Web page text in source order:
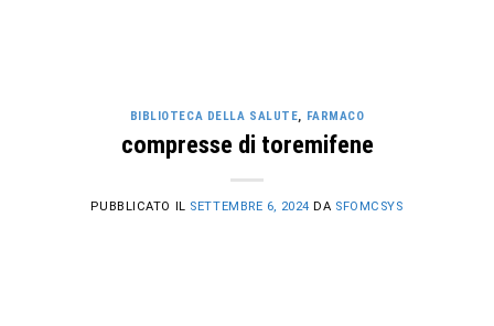
BIBLIOTECA DELLA SALUTE, FARMACO
compresse di toremifene
PUBBLICATO IL SETTEMBRE 6, 2024 DA SFOMCSYS